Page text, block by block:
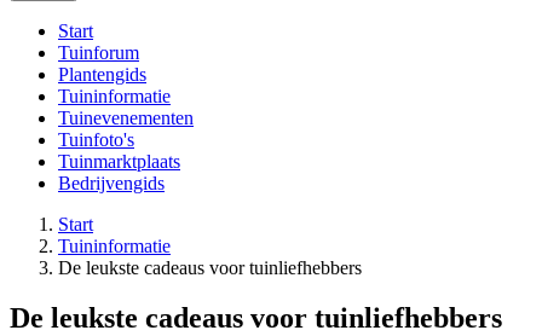
Start
Tuinforum
Plantengids
Tuininformatie
Tuinevenementen
Tuinfoto's
Tuinmarktplaats
Bedrijvengids
Start
Tuininformatie
De leukste cadeaus voor tuinliefhebbers
De leukste cadeaus voor tuinliefhebbers